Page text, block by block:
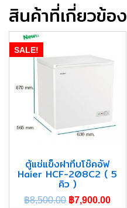
สินค้าที่เกี่ยวข้อง
SALE!
ตู้แช่แข็งฝาทึบโช๊คอัฟ
Haier HCF-208C2 ( 5
คิว )
฿8,500.00 ฿7,900.00